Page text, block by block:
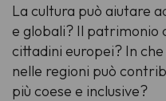
La cultura può aiutare
e globali? Il patrimonio
cittadini europei? In
nelle regioni può
più coese e inclusive?